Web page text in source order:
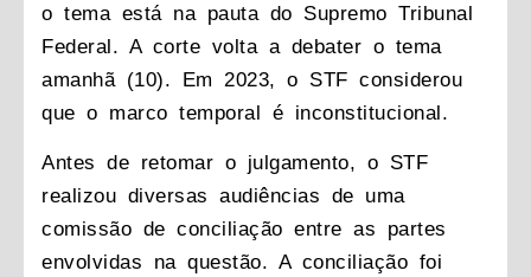
o tema está na pauta do Supremo Tribunal
Federal. A corte volta a debater o tema
amanhã (10). Em 2023, o STF considerou
que o marco temporal é inconstitucional.
Antes de retomar o julgamento, o STF
realizou diversas audiências de uma
comissão de conciliação entre as partes
envolvidas na questão. A conciliação foi